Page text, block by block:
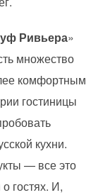
Ривьера»
множество
комфортным
гостиницы
кухни.
— все это
гостях. И,